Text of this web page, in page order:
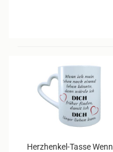
Herzhenkel-Tasse Wenn